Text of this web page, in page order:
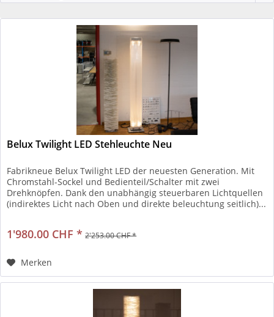
Belux Twilight LED Stehleuchte Neu
Fabrikneue Belux Twilight LED der neuesten Generation. Mit
Chromstahl-Sockel und Bedienteil/Schalter mit zwei
Drehknöpfen. Dank den unabhängig steuerbaren Lichtquellen
(indirektes Licht nach Oben und direkte beleuchtung seitlich)...
1'980.00 CHF * 2'253.00 CHF *
Merken